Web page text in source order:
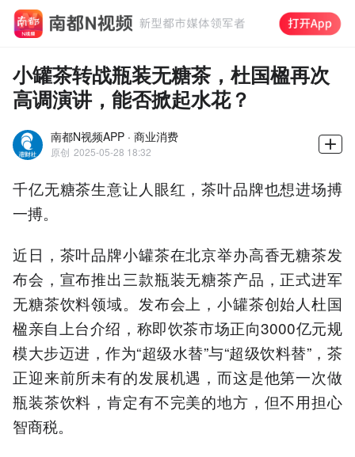
小罐茶转战瓶装无糖茶，杜国楹再次
高调演讲，能否掀起水花？
南都N视频APP · 商业消费
原创 2025-05-28 18:32
千亿无糖茶生意让人眼红，茶叶品牌也想进场搏
一搏。
近日，茶叶品牌小罐茶在北京举办高香无糖茶发
布会，宣布推出三款瓶装无糖茶产品，正式进军
无糖茶饮料领域。发布会上，小罐茶创始人杜国
楹亲自上台介绍，称即饮茶市场正向3000亿元规
模大步迈进，作为“超级水替”与“超级饮料替”，茶
正迎来前所未有的发展机遇，而这是他第一次做
瓶装茶饮料，肯定有不完美的地方，但不用担心
智商税。